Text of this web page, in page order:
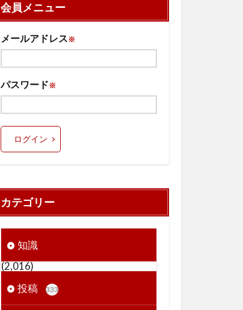
会員メニュー
メールアドレス※
パスワード※
ログイン
カテゴリー
知識
(2,016)
投稿
333